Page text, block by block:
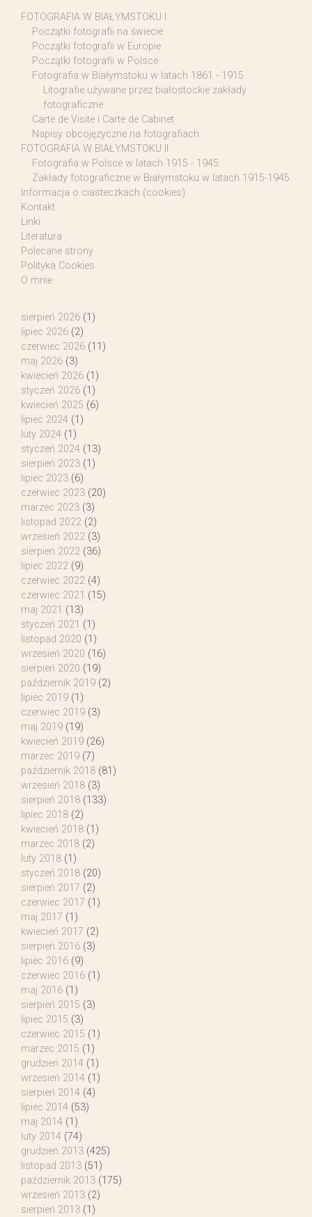
FOTOGRAFIA W BIAŁYMSTOKU I
Początki fotografii na świecie
Początki fotografii w Europie
Początki fotografii w Polsce
Fotografia w Białymstoku w latach 1861 - 1915
Litografie używane przez białostockie zakłady
fotograficzne
Carte de Visite i Carte de Cabinet
Napisy obcojęzyczne na fotografiach
FOTOGRAFIA W BIAŁYMSTOKU II
Fotografia w Polsce w latach 1915 - 1945
Zakłady fotograficzne w Białymstoku w latach 1915-1945
Informacja o ciasteczkach (cookies)
Kontakt
Linki
Literatura
Polecane strony
Polityka Cookies
O mnie
sierpień 2026 (1)
lipiec 2026 (2)
czerwiec 2026 (11)
maj 2026 (3)
kwiecień 2026 (1)
styczeń 2026 (1)
kwiecień 2025 (6)
lipiec 2024 (1)
luty 2024 (1)
styczeń 2024 (13)
sierpień 2023 (1)
lipiec 2023 (6)
czerwiec 2023 (20)
marzec 2023 (3)
listopad 2022 (2)
wrzesień 2022 (3)
sierpień 2022 (36)
lipiec 2022 (9)
czerwiec 2022 (4)
czerwiec 2021 (15)
maj 2021 (13)
styczeń 2021 (1)
listopad 2020 (1)
wrzesień 2020 (16)
sierpień 2020 (19)
październik 2019 (2)
lipiec 2019 (1)
czerwiec 2019 (3)
maj 2019 (19)
kwiecień 2019 (26)
marzec 2019 (7)
październik 2018 (81)
wrzesień 2018 (3)
sierpień 2018 (133)
lipiec 2018 (2)
kwiecień 2018 (1)
marzec 2018 (2)
luty 2018 (1)
styczeń 2018 (20)
sierpień 2017 (2)
czerwiec 2017 (1)
maj 2017 (1)
kwiecień 2017 (2)
sierpień 2016 (3)
lipiec 2016 (9)
czerwiec 2016 (1)
maj 2016 (1)
sierpień 2015 (3)
lipiec 2015 (3)
czerwiec 2015 (1)
marzec 2015 (1)
grudzień 2014 (1)
wrzesień 2014 (1)
sierpień 2014 (4)
lipiec 2014 (53)
maj 2014 (1)
luty 2014 (74)
grudzień 2013 (425)
listopad 2013 (51)
październik 2013 (175)
wrzesień 2013 (2)
sierpień 2013 (1)